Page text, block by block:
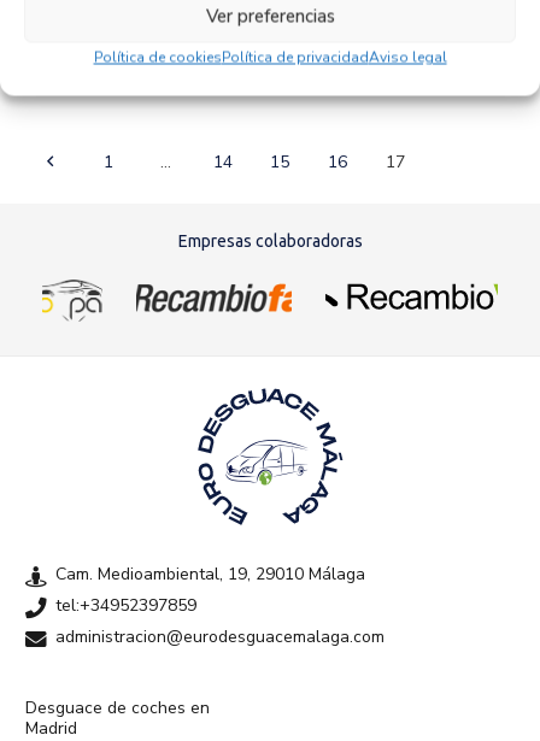
Ver preferencias
Política de cookiesPolítica de privacidadAviso legal
1 … 14 15 16 17
Empresas colaboradoras
Cam. Medioambiental, 19, 29010 Málaga
tel:+34952397859
administracion@eurodesguacemalaga.com
Desguace de coches en
Madrid